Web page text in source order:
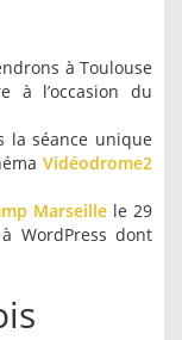
à Toulouse
à l’occasion du
la séance unique
Vidéodrome2
Marseillele 29
WordPress dont